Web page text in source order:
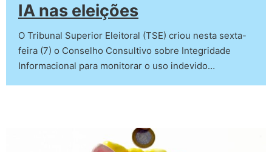
IA nas eleições
O Tribunal Superior Eleitoral (TSE) criou nesta sexta-
feira (7) o Conselho Consultivo sobre Integridade
Informacional para monitorar o uso indevido…